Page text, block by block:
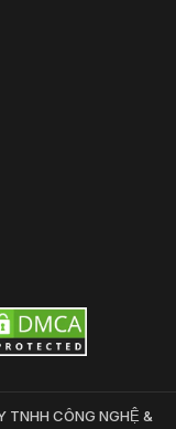
TNHH CÔNG NGHỆ &